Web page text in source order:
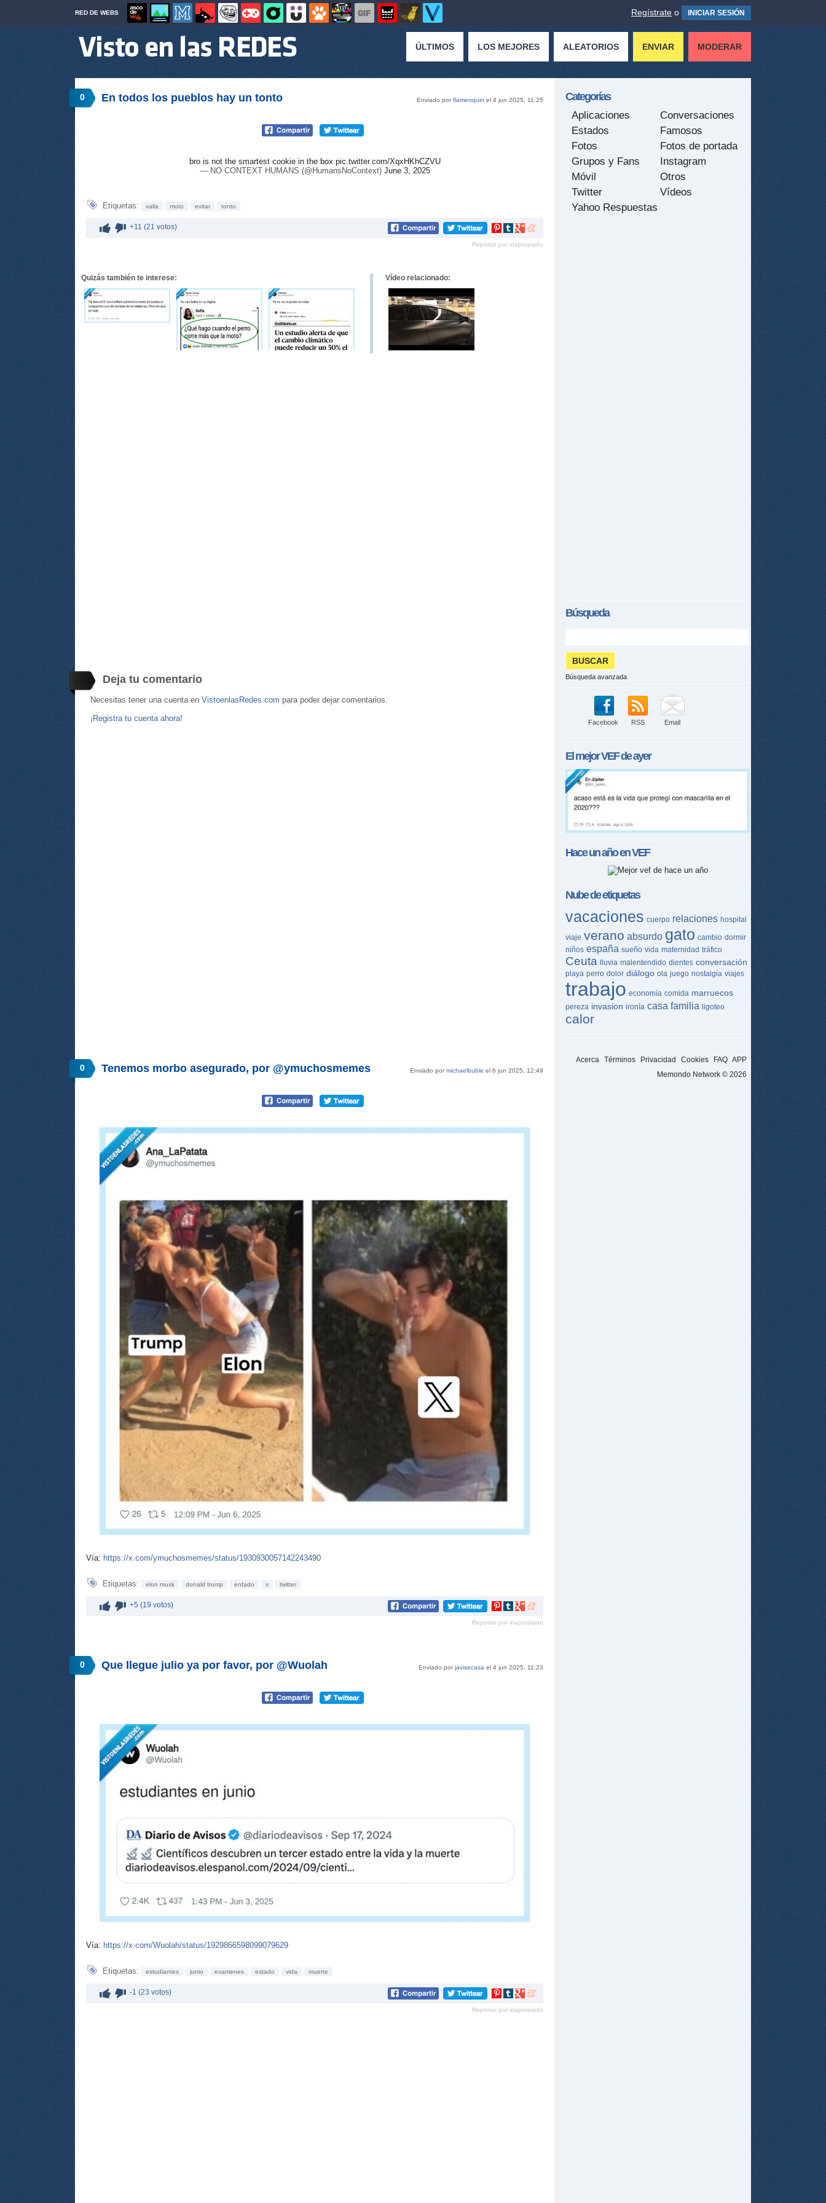
RED DE WEBS Regístrate o INICIAR SESIÓN
ÚLTIMOS LOS MEJORES ALEATORIOS ENVIAR MODERAR
0 Enviado porflamenquin el 4 jun 2025, 11:25
En todos los pueblos hay un tonto
bro is not the smartest cookie in the box pic.twitter.com/XqxHKhCZVU
— NO CONTEXT HUMANS (@HumansNoContext) June 3, 2025
Etiquetas: valla moto evitar tonto
+11 (21 votos)
Compartir
Pinterest
Compartir
tumblr
Compartir
Google+
Compartir
meneame
Reportar por inapropiado
Quizás también te interese: Vídeo relacionado:
Deja tu comentario
Necesitas tener una cuenta en VistoenlasRedes.com para poder dejar comentarios.
¡Registra tu cuenta ahora!
0 Enviado pormichaelbuble el 6 jun 2025, 12:49
Tenemos morbo asegurado, por @ymuchosmemes
Vía: https://x.com/ymuchosmemes/status/1930930057142243490
Etiquetas: elon musk donald trump enfado x twitter
+5 (19 votos)
Compartir
Pinterest
Compartir
tumblr
Compartir
Google+
Compartir
meneame
Reportar por inapropiado
0 Enviado porjavisecasa el 4 jun 2025, 11:23
Que llegue julio ya por favor, por @Wuolah
Vía: https://x.com/Wuolah/status/1929866598099079629
Etiquetas: estudiantes junio examenes estado vida muerte
-1 (23 votos)
Compartir
Pinterest
Compartir
tumblr
Compartir
Google+
Compartir
meneame
Reportar por inapropiado
Categorías
Aplicaciones
Conversaciones
Estados
Famosos
Fotos
Fotos de portada
Grupos y Fans
Instagram
Móvil
Otros
Twitter
Vídeos
Yahoo Respuestas
Búsqueda
Búsqueda avanzada
Facebook RSS Email
El mejorVEFde ayer
Hace un año enVEF
Nube de etiquetas
vacaciones cuerpo relaciones hospital
viaje verano absurdo gato cambio dormir
niños españa sueño vida maternidad tráfico
Ceuta lluvia malentendido dientes conversación
playa perro dolor diálogo ola juego nostalgia viajes
trabajo economía comida marruecos
pereza invasion ironía casa familia ligoteo
calor
Acerca Términos Privacidad Cookies FAQ APP
Memondo Network © 2026